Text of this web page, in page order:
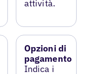
attività.
Opzioni di
pagamento
Indica i